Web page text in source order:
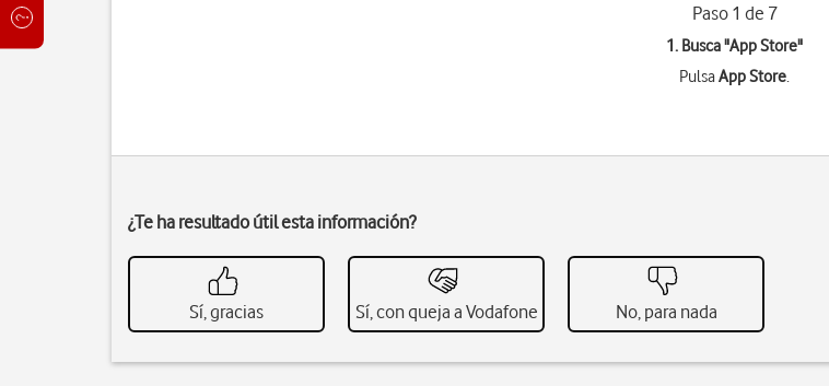
Paso 1 de 7
1. Busca "App Store"
PulsaApp Store.
¿Te ha resultado útil esta información?
Sí, gracias Sí, con queja a Vodafone No, para nada